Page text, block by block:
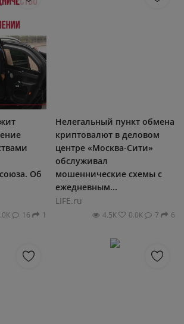
Об
16 1
Нелегальный пункт обмена
криптовалют в деловом
центре «Москва-Сити»
обслуживал
мошеннические схемы с
ежедневным...
LIFE.ru
4.5К 0.0К 7 6